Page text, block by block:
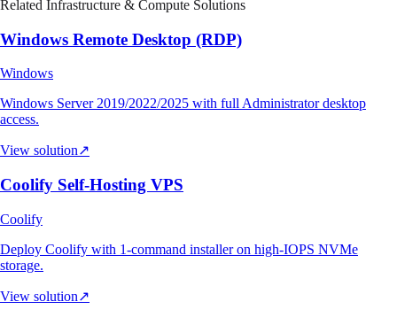
Related Infrastructure & Compute Solutions
Windows Remote Desktop (RDP)
Windows
Windows Server 2019/2022/2025 with full Administrator desktop
access.
View solution↗
Coolify Self-Hosting VPS
Coolify
Deploy Coolify with 1-command installer on high-IOPS NVMe
storage.
View solution↗